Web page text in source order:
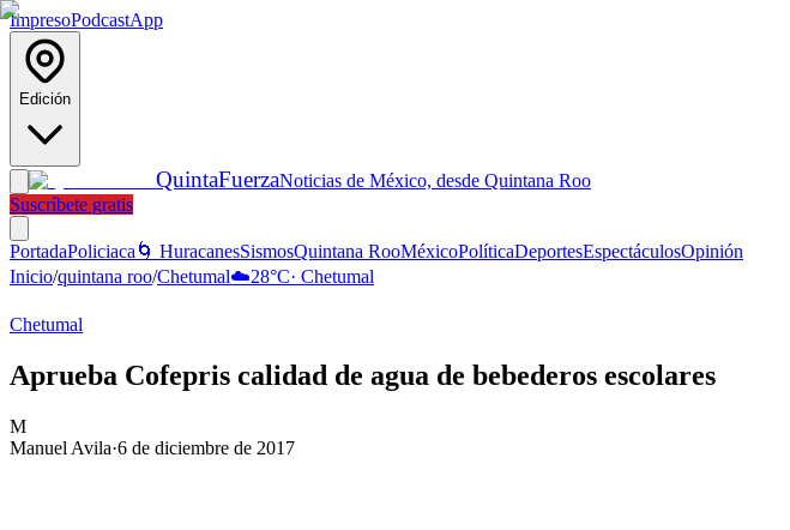
ImpresoPodcastApp
Edición
QuintaFuerzaNoticias de México, desde Quintana Roo
Suscríbete gratis
PortadaPoliciaca 🌀 HuracanesSismosQuintana RooMéxicoPolíticaDeportesEspectáculosOpinión
Inicio/quintana roo/Chetumal☁️28°C· Chetumal
Chetumal
Aprueba Cofepris calidad de agua de bebederos escolares
M
Manuel Avila·6 de diciembre de 2017